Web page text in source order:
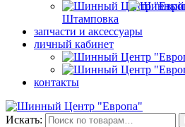
Штамповка
запчасти и аксессуары
личный кабинет
контакты
Искать: